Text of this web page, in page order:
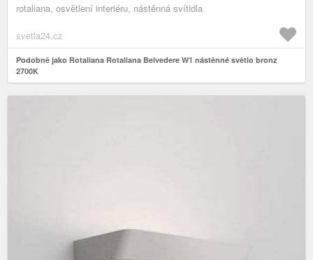
rotaliana, osvětlení interiéru, nástěnná svítidla
svetla24.cz
Podobně jako Rotaliana Rotaliana Belvedere W1 nástěnné světlo bronz
2700K